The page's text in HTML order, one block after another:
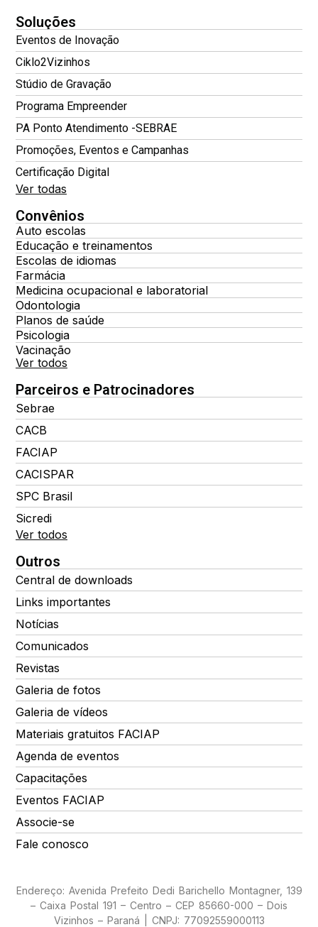
Soluções
Eventos de Inovação
Ciklo2Vizinhos
Stúdio de Gravação
Programa Empreender
PA Ponto Atendimento -SEBRAE
Promoções, Eventos e Campanhas
Certificação Digital
Ver todas
Convênios
Auto escolas
Educação e treinamentos
Escolas de idiomas
Farmácia
Medicina ocupacional e laboratorial
Odontologia
Planos de saúde
Psicologia
Vacinação
Ver todos
Parceiros e Patrocinadores
Sebrae
CACB
FACIAP
CACISPAR
SPC Brasil
Sicredi
Ver todos
Outros
Central de downloads
Links importantes
Notícias
Comunicados
Revistas
Galeria de fotos
Galeria de vídeos
Materiais gratuitos FACIAP
Agenda de eventos
Capacitações
Eventos FACIAP
Associe-se
Fale conosco
Endereço: Avenida Prefeito Dedi Barichello Montagner, 139
– Caixa Postal 191 – Centro – CEP 85660-000 – Dois
Vizinhos – Paraná | CNPJ: 77092559000113